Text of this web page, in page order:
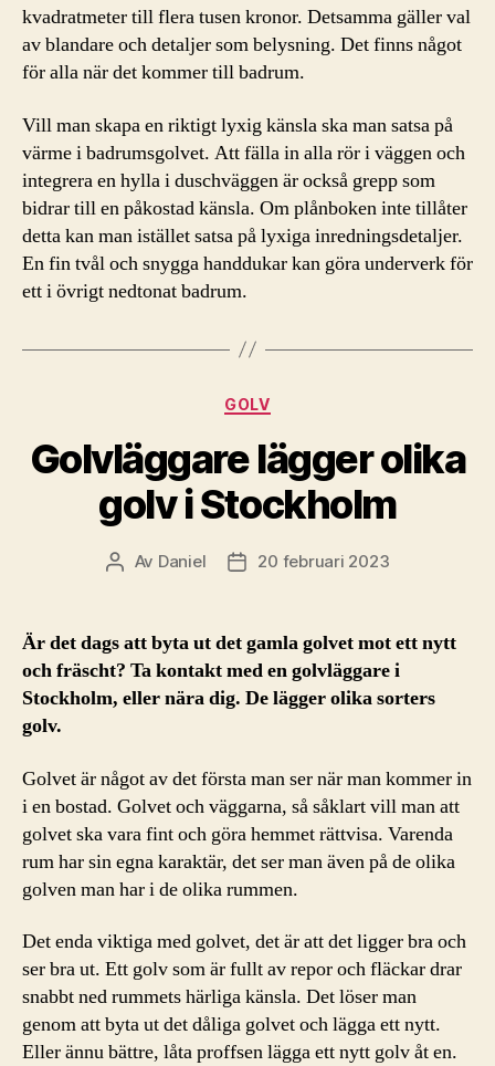
kvadratmeter till flera tusen kronor. Detsamma gäller val
av blandare och detaljer som belysning. Det finns något
för alla när det kommer till badrum.
Vill man skapa en riktigt lyxig känsla ska man satsa på
värme i badrumsgolvet. Att fälla in alla rör i väggen och
integrera en hylla i duschväggen är också grepp som
bidrar till en påkostad känsla. Om plånboken inte tillåter
detta kan man istället satsa på lyxiga inredningsdetaljer.
En fin tvål och snygga handdukar kan göra underverk för
ett i övrigt nedtonat badrum.
Kategorier
GOLV
Golvläggare lägger olika
golv i Stockholm
Inläggsförfattare
Av Daniel Inläggsdatum
20 februari 2023
Är det dags att byta ut det gamla golvet mot ett nytt
och fräscht? Ta kontakt med en golvläggare i
Stockholm, eller nära dig. De lägger olika sorters
golv.
Golvet är något av det första man ser när man kommer in
i en bostad. Golvet och väggarna, så såklart vill man att
golvet ska vara fint och göra hemmet rättvisa. Varenda
rum har sin egna karaktär, det ser man även på de olika
golven man har i de olika rummen.
Det enda viktiga med golvet, det är att det ligger bra och
ser bra ut. Ett golv som är fullt av repor och fläckar drar
snabbt ned rummets härliga känsla. Det löser man
genom att byta ut det dåliga golvet och lägga ett nytt.
Eller ännu bättre, låta proffsen lägga ett nytt golv åt en.